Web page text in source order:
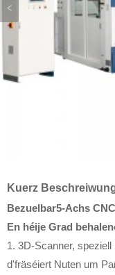
Kuerz
Bezuelbar5-Achs
En héije Grad behalen
1. 3D-Scanner,
d'fräséiert Nuten um